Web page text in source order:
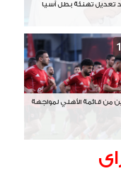
تعديل تهنئة بطل آسيا
من قائمة الأهلي لمواجهة